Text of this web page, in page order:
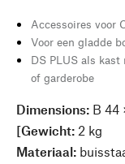
Accessoires voor
Voor een gladde
DS PLUS als
of garderobe
Dimensions: B 44
[Gewicht: 2 kg
Materiaal: